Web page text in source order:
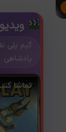
گیم پلی
پادشاهی